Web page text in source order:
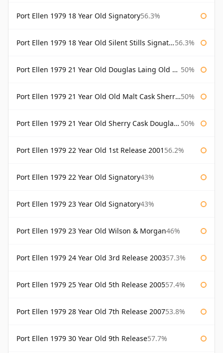
Port Ellen 1979 18 Year Old Signatory56.3%
Port Ellen 1979 18 Year Old Silent Stills Signatory 56.3%
Port Ellen 1979 21 Year Old Douglas Laing Old Malt Cask 50%
Port Ellen 1979 21 Year Old Old Malt Cask Sherry Cask Douglas Laing 50%
Port Ellen 1979 21 Year Old Sherry Cask Douglas Laing Old Malt Cask 50%
Port Ellen 1979 22 Year Old 1st Release 2001 56.2%
Port Ellen 1979 22 Year Old Signatory43%
Port Ellen 1979 23 Year Old Signatory43%
Port Ellen 1979 23 Year Old Wilson & Morgan46%
Port Ellen 1979 24 Year Old 3rd Release 200357.3%
Port Ellen 1979 25 Year Old 5th Release 200557.4%
Port Ellen 1979 28 Year Old 7th Release 200753.8%
Port Ellen 1979 30 Year Old 9th Release57.7%